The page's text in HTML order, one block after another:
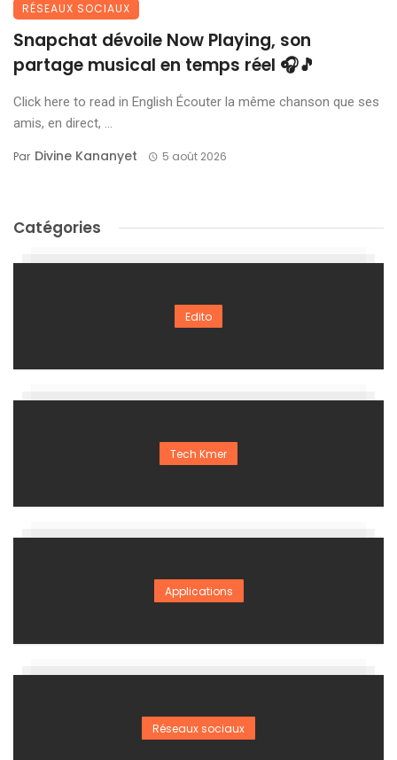
RÉSEAUX SOCIAUX
Snapchat dévoile Now Playing, son
partage musical en temps réel 🎧🎵
Click here to read in English Écouter la même chanson que ses
amis, en direct, ...
Par Divine Kananyet 5 août 2026
Catégories
Edito
Tech Kmer
Applications
Réseaux sociaux